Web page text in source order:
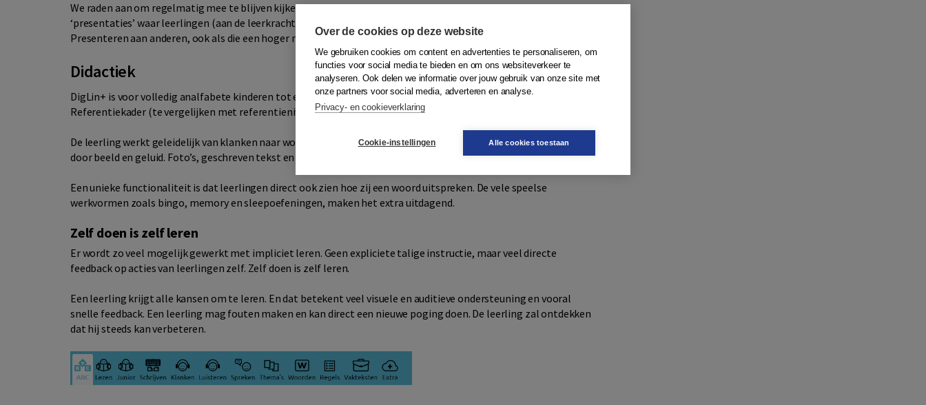
We raden aan om regelmatig mee te blijven kijken en begeleiding te geven. Naast oefenen is er ruimte voor
‘presentaties’ waar leerlingen (aan de leerkracht en/of medeleerlingen) laten zien wat ze geleerd hebben.
Presenteren aan anderen, ook als die een hoger niveau hebben, werkt vaak sterk motiverend.
Didactiek
DigLin+ is voor volledig analfabete kinderen tot en met (in ieder geval) niveau B1 van het Europees
Referentiekader (te vergelijken met referentieniveau 1F). Wij adviseren de methode in te zetten vanaf 8 jaar.
De leerling werkt geleidelijk van klanken naar woorden, naar zinnen, naar korte teksten. Steeds ondersteund
door beeld en geluid. Foto’s, geschreven tekst en gesproken tekst worden gelijk aangeboden.
Een unieke functionaliteit is dat leerlingen direct ook zien hoe zij een woord uitspreken. De vele speelse
werkvormen zoals bingo, memory en sleepoefeningen, maken het extra uitdagend.
Zelf doen is zelf leren
Er wordt zo veel mogelijk gewerkt met impliciet leren. Geen expliciete talige instructie, maar veel directe
feedback op acties van leerlingen zelf. Zelf doen is zelf leren.
Een leerling krijgt alle kansen om te leren. En dat betekent veel visuele en auditieve ondersteuning en vooral
snelle feedback. Een leerling mag fouten maken en kan direct een nieuwe poging doen. De leerling zal ontdekken
dat hij steeds kan verbeteren.
Over de cookies op deze website
We gebruiken cookies om content en advertenties te personaliseren, om
functies voor social media te bieden en om ons websiteverkeer te
analyseren. Ook delen we informatie over jouw gebruik van onze site met
onze partners voor social media, adverteren en analyse.
Privacy- en cookieverklaring
Cookie-instellingen Alle cookies toestaan